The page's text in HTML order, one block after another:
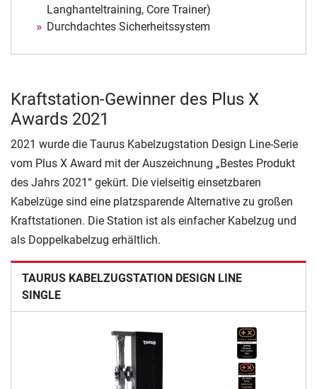
Langhanteltraining, Core Trainer)
Durchdachtes Sicherheitssystem
Kraftstation-Gewinner des Plus X
Awards 2021
2021 wurde die Taurus Kabelzugstation Design Line-Serie
vom Plus X Award mit der Auszeichnung „Bestes Produkt
des Jahrs 2021“ gekürt. Die vielseitig einsetzbaren
Kabelzüge sind eine platzsparende Alternative zu großen
Kraftstationen. Die Station ist als einfacher Kabelzug und
als Doppelkabelzug erhältlich.
TAURUS KABELZUGSTATION DESIGN LINE
SINGLE